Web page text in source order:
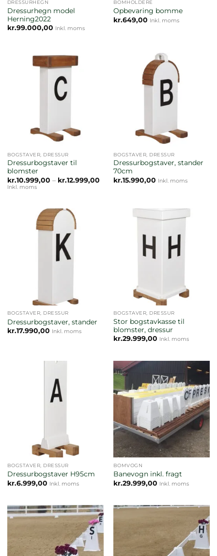
DRESSURHEGN
Dressurhegn model
Herning2022
kr.99.000,00 Inkl. moms
BOMHOLDERE
Opbevaring bomme
kr.649,00 Inkl. moms
BOGSTAVER, DRESSUR
Dressurbogstaver til
blomster
kr.10.999,00 – kr.12.999,00Prisinterval:
Inkl. moms
BOGSTAVER, DRESSUR
Dressurbogstaver, stander
70cm
kr.15.990,00 Inkl. moms
BOGSTAVER, DRESSUR
Dressurbogstaver, stander
kr.17.990,00 Inkl. moms
BOGSTAVER, DRESSUR
Stor bogstavkasse til
blomster, dressur
kr.29.999,00 Inkl. moms
BOGSTAVER, DRESSUR
Dressurbogstaver H95cm
kr.6.999,00 Inkl. moms
BOMVOGN
Banevogn inkl. fragt
kr.29.999,00 Inkl. moms